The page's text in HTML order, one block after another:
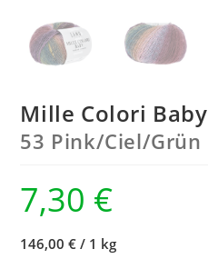
Mille Colori Baby
53 Pink/Ciel/Grün
7,30 €
146,00 € / 1 kg